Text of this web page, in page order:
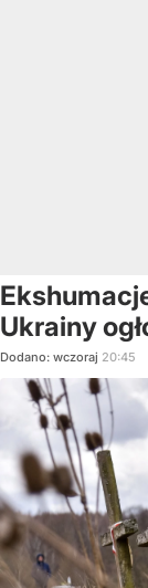
Ukrainy
Dodano: wczoraj 20:45